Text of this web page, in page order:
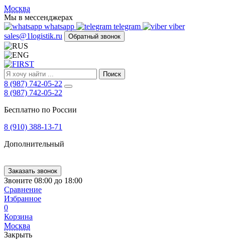
FIRST
Адрес
и
телефон:
Москва,
Алтуфьевское
ш.
д.
48,
корпус
2,
офис
127549
Россия
250-
21-
51,
E-
mail:
sales@1Logistik.ru
Москва
Мы в мессенджерах
whatsapp
telegram
viber
sales@1logistik.ru
Обратный звонок
Поиск
8 (987) 742-05-22
8 (987) 742-05-22
Бесплатно по России
8 (910) 388-13-71
Дополнительный
Заказать звонок
Звоните 08:00 до 18:00
Сравнение
Избранное
0
Корзина
Москва
Закрыть